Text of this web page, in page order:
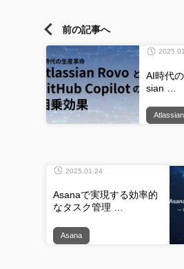
前の記事へ
AI時代
sian …
Atlassian
2025.01.24
Asanaで実現する効率的
なタスク管理 …
Asana